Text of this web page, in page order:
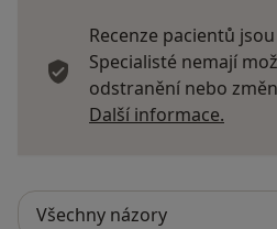
Recenze pacientů
Specialisté nemají
odstranění nebo
Další informace.